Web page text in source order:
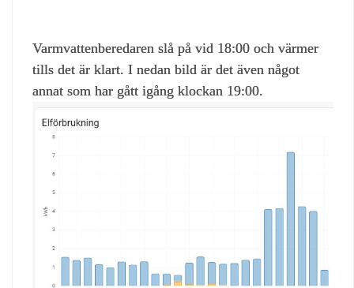
Varmvattenberedaren slå på vid 18:00 och värmer
tills det är klart. I nedan bild är det även något
annat som har gått igång klockan 19:00.